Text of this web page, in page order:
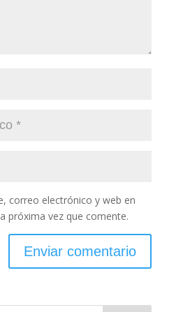
correo electrónico y web en
próxima vez que comente.